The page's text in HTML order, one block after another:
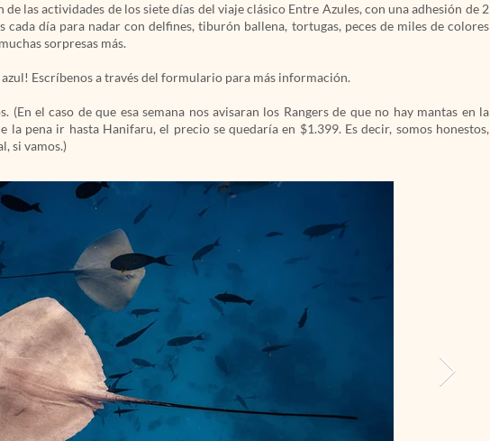
las actividades de los siete días del viaje clásico Entre Azules, con una adhesión de 2
día para nadar con delfines, tiburón ballena, tortugas, peces de miles de colores
sorpresas más.
azul! Escríbenos a través del formulario para más información.
el caso de que esa semana nos avisaran los Rangers de que no hay mantas en la
la pena ir hasta Hanifaru, el precio se quedaría en $1.399. Es decir, somos honestos,
si vamos.)